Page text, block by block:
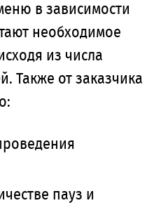
в зависимости
необходимое
из числа
Также от заказчика
пауз и